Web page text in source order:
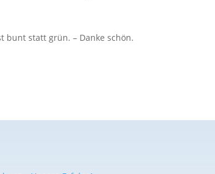
bunt statt grün. – Danke schön.